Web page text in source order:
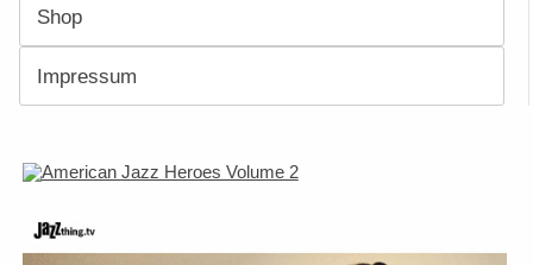
Shop
Impressum